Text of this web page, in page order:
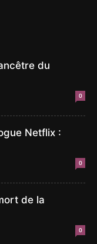
du
0
Netflix :
0
de la
0